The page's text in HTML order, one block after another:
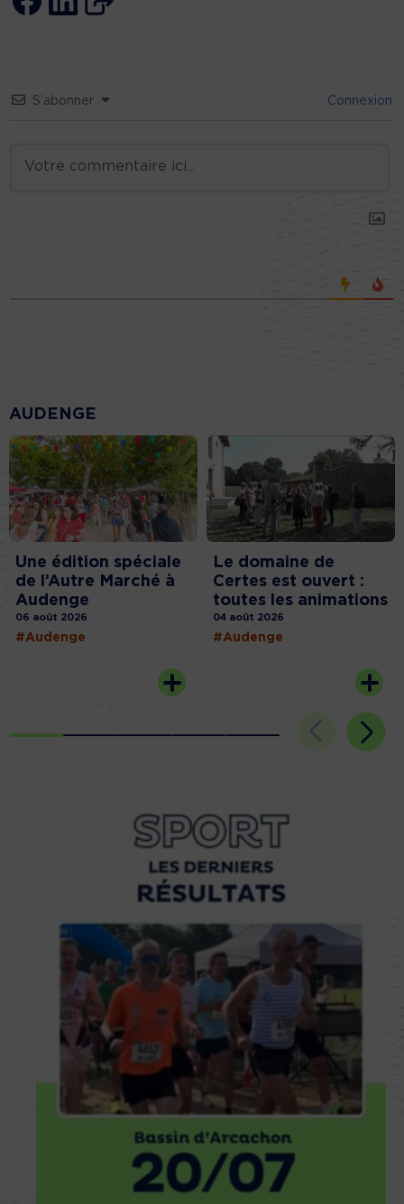
S’abonner Connexion
AUDENGE
Une édition spéciale
de l’Autre Marché à
Audenge
06 août 2026
#Audenge
Le domaine de
Certes est ouvert :
toutes les animations
04 août 2026
#Audenge